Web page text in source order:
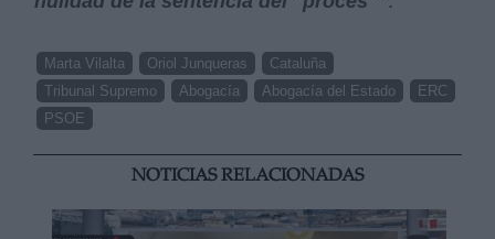
Marta Vilalta Oriol Junqueras
Cataluña
Tribunal Supremo
Abogacía Abogacía del Estado
ERC
PSOE
NOTICIAS RELACIONADAS